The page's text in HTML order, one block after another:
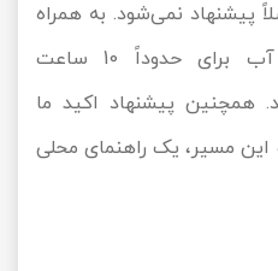
پیشنهاد نمی‌شود. به همراه
داشتن غذای مناسب و آب برای حدوداً 10 ساعت
همچنین پیشنهاد اکید ما
مسیر، یک راهنمای محلی